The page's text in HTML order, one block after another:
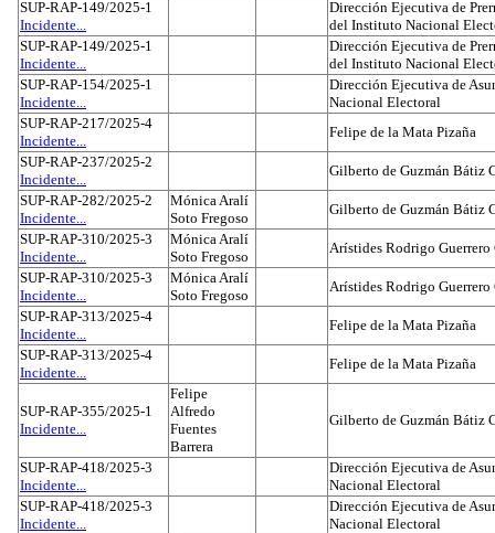
SUP-RAP-149/2025-1
Incidente...
Dirección Ejecutiva de
del Instituto Nacional
SUP-RAP-149/2025-1
Incidente...
Dirección Ejecutiva de
del Instituto Nacional
SUP-RAP-154/2025-1
Incidente...
Dirección Ejecutiva de
Nacional Electoral
SUP-RAP-217/2025-4
Incidente...
Felipe de la Mata Pizaña
SUP-RAP-237/2025-2
Incidente...
Gilberto de Guzmán Bátiz
SUP-RAP-282/2025-2
Incidente...
Mónica Aralí
Soto Fregoso
Gilberto de Guzmán Bátiz
SUP-RAP-310/2025-3
Incidente...
Mónica Aralí
Soto Fregoso
Arístides Rodrigo Guerrero
SUP-RAP-310/2025-3
Incidente...
Mónica Aralí
Soto Fregoso
Arístides Rodrigo Guerrero
SUP-RAP-313/2025-4
Incidente...
Felipe de la Mata Pizaña
SUP-RAP-313/2025-4
Incidente...
Felipe de la Mata Pizaña
SUP-RAP-355/2025-1
Incidente...
Felipe
Alfredo
Fuentes
Barrera
Gilberto de Guzmán Bátiz
SUP-RAP-418/2025-3
Incidente...
Dirección Ejecutiva de
Nacional Electoral
SUP-RAP-418/2025-3
Incidente...
Dirección Ejecutiva de
Nacional Electoral